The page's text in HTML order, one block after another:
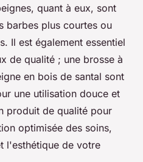
quant à eux, sont
barbes plus courtes ou
Il est également essentiel
de qualité ; une brosse à
en bois de santal sont
une utilisation douce et
produit de qualité pour
optimisée des soins,
l'esthétique de votre